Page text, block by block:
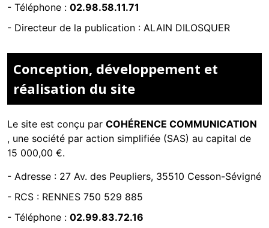
- Téléphone : 02.98.58.11.71
- Directeur de la publication : ALAIN DILOSQUER
Conception, développement et
réalisation du site
Le site est conçu par COHÉRENCE COMMUNICATION
, une société par action simplifiée (SAS) au capital de
15 000,00 €.
- Adresse : 27 Av. des Peupliers, 35510 Cesson-Sévigné
- RCS : RENNES 750 529 885
- Téléphone : 02.99.83.72.16